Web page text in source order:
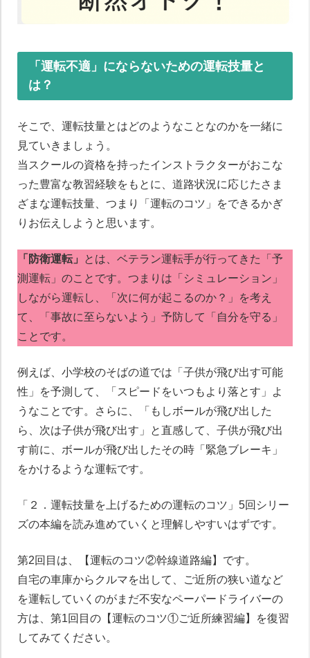
「運転不適」にならないための運転技量と
は？
そこで、運転技量とはどのようなことなのかを一緒に
見ていきましょう。
当スクールの資格を持ったインストラクターがおこな
った豊富な教習経験をもとに、道路状況に応じたさま
ざまな運転技量、つまり「運転のコツ」をできるかぎ
りお伝えしようと思います。
「防衛運転」
とは、ベテラン運転手が行ってきた「予
測運転」のことです。つまりは「シミュレーション」
しながら運転し、「次に何が起こるのか？」を考え
て、「事故に至らないよう」予防して「自分を守る」
ことです。
例えば、小学校のそばの道では「子供が飛び出す可能
性」を予測して、「スピードをいつもより落とす」よ
うなことです。さらに、「もしボールが飛び出した
ら、次は子供が飛び出す」と直感して、子供が飛び出
す前に、ボールが飛び出したその時「緊急ブレーキ」
をかけるような運転です。
「２．運転技量を上げるための運転のコツ」5回シリー
ズの本編を読み進めていくと理解しやすいはずです。
第2回目は、【運転のコツ②幹線道路編】です。
自宅の車庫からクルマを出して、ご近所の狭い道など
を運転していくのがまだ不安なペーパードライバーの
方は、第1回目の【運転のコツ①ご近所練習編】を復習
してみてください。